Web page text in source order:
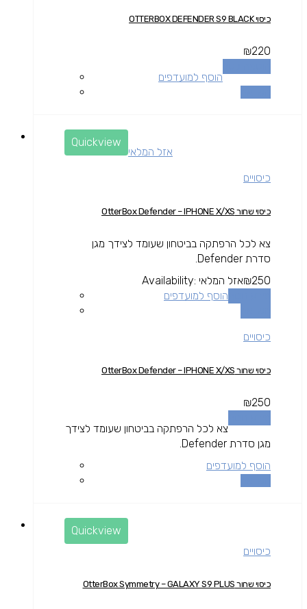
כיסוי OTTERBOX DEFENDER S9 BLACK
₪220
הוסף למועדפים
Quickview
אזל המלאי
כיסויים
כיסוי שחור OtterBox Defender – IPHONE X/XS
צא לכל הרפתקה בביטחון שעומד לצידך מגן
סדרת Defender.
₪250
Availability: אזל המלאי
הוסף למועדפים
כיסויים
כיסוי שחור OtterBox Defender – IPHONE X/XS
₪250
צא לכל הרפתקה בביטחון שעומד לצידך
מגן סדרת Defender.
הוסף למועדפים
Quickview
כיסויים
כיסוי שחור OtterBox Symmetry – GALAXY S9 PLUS